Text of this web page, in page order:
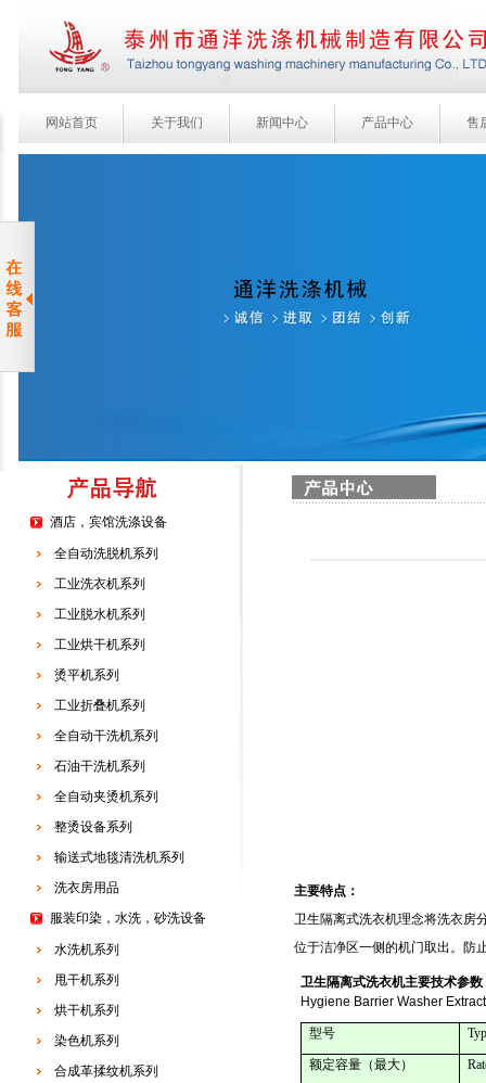
网站首页 关于我们 新闻中心 产品中心 售
酒店，宾馆洗涤设备
全自动洗脱机系列
工业洗衣机系列
工业脱水机系列
工业烘干机系列
烫平机系列
工业折叠机系列
全自动干洗机系列
石油干洗机系列
全自动夹烫机系列
整烫设备系列
输送式地毯清洗机系列
洗衣房用品
服装印染，水洗，砂洗设备
水洗机系列
甩干机系列
烘干机系列
染色机系列
合成革揉纹机系列
主要特点：
卫生隔离式洗衣机理念将洗衣房
位于洁净区一侧的机门取出。防
卫生隔离式洗衣机主要技术参数
Hygiene Barrier Washer
型号
额定容量（最大）